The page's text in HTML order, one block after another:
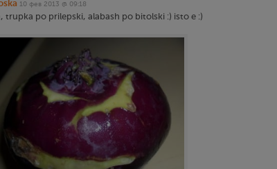
10 фев 2013 @ 09:18
trupka po prilepski, alabash po bitolski :) isto e :)